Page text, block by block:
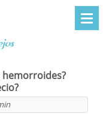
hemorroides?